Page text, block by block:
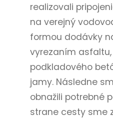
realizovali
na verejný
formou dodávky
vyrezaním
podkladového
jamy. Následne
obnažili potrebné
strane cesty sme